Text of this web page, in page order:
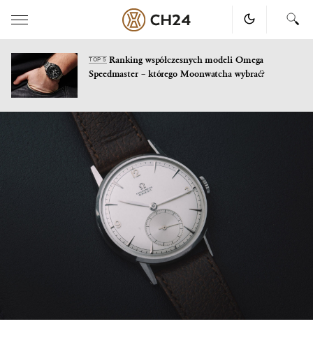
TOP 5Ranking współczesnych modeli Omega
Speedmaster – którego Moonwatcha wybrać?